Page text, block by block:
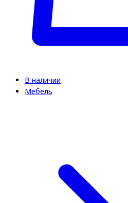
В наличии
Мебель